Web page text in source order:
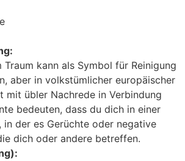
kann als Symbol für Reinigung
aber in volkstümlicher europäischer
mit übler Nachrede in Verbindung
bedeuten, dass du dich in einer
der es Gerüchte oder negative
dich oder andere betreffen.